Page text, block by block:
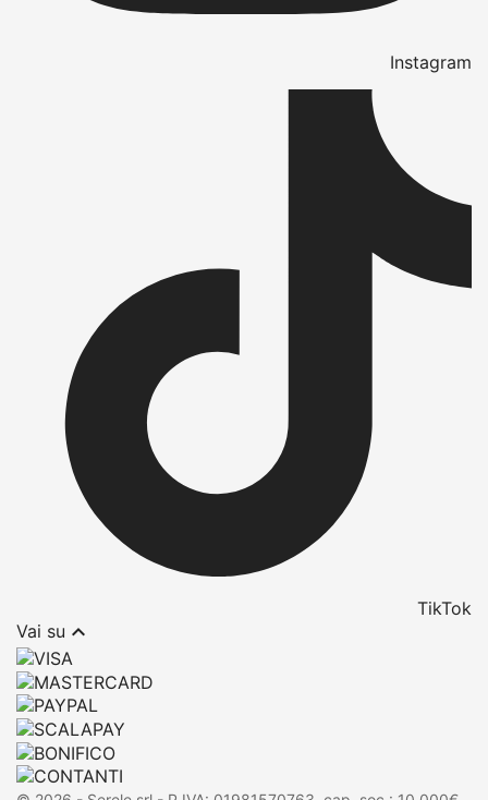
Instagram
TikTok
Vai su 